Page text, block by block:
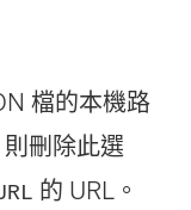
檔的本機路
刪除此選
的 URL。